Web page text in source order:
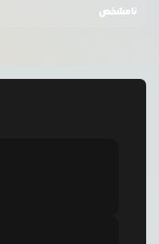
نامشخص